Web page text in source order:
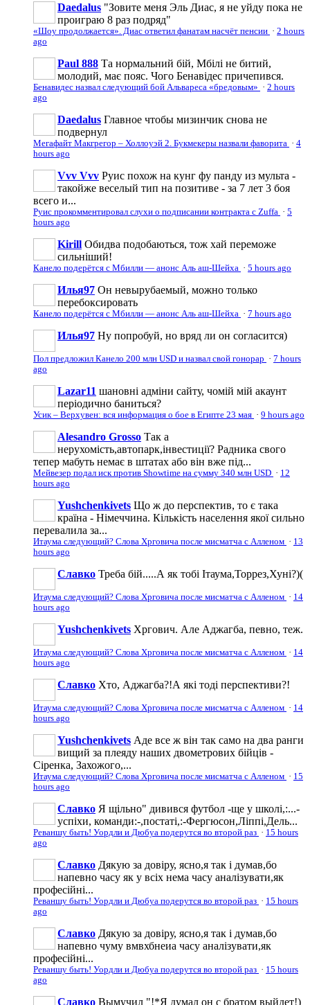
Daedalus "Зовите меня Эль Диас, я не уйду пока не
проиграю 8 раз подряд"
«Шоу продолжается». Диас ответил фанатам насчёт пенсии · 2 hours
ago
Paul 888 Та нормальний бій, Мбілі не битий,
молодий, має пояс. Чого Бенавідес причепився.
Бенавидес назвал следующий бой Альвареса «бредовым» · 2 hours
ago
Daedalus Главное чтобы мизинчик снова не
подвернул
Мегафайт Макгрегор – Холлоуэй 2. Букмекеры назвали фаворита · 4
hours ago
Vvv Vvv Руис похож на кунг фу панду из мульта -
такойже веселый тип на позитиве - за 7 лет 3 боя
всего и...
Руис прокомментировал слухи о подписании контракта с Zuffa · 5
hours ago
Kirill Обидва подобаються, тож хай переможе
сильніший!
Канело подерётся с Мбилли — анонс Аль аш-Шейха · 5 hours ago
Илья97 Он невырубаемый, можно только
перебоксировать
Канело подерётся с Мбилли — анонс Аль аш-Шейха · 7 hours ago
Илья97 Ну попробуй, но вряд ли он согласится)
Пол предложил Канело 200 млн USD и назвал свой гонорар · 7 hours
ago
Lazar11 шановні адміни сайту, чомій мій акаунт
періодично баниться?
Усик – Верхувен: вся информация о бое в Египте 23 мая · 9 hours ago
Alesandro Grosso Так а
нерухомість,автопарк,інвестиції? Радника свого
тепер мабуть немає в штатах або він вже під...
Мейвезер подал иск против Showtime на сумму 340 млн USD · 12
hours ago
Yushchenkivets Що ж до перспектив, то є така
країна - Німеччина. Кількість населення якої сильно
перевалила за...
Итаума следующий? Слова Хрговича после мисматча с Алленом · 13
hours ago
Славко Треба бій.....А як тобі Ітаума,Торрез,Хуні?)(
Итаума следующий? Слова Хрговича после мисматча с Алленом · 14
hours ago
Yushchenkivets Хргович. Але Аджагба, певно, теж.
Итаума следующий? Слова Хрговича после мисматча с Алленом · 14
hours ago
Славко Хто, Аджагба?!А які тоді перспективи?!
Итаума следующий? Слова Хрговича после мисматча с Алленом · 14
hours ago
Yushchenkivets Аде все ж він так само на два ранги
вищий за плеяду наших двометрових бійців -
Сіренка, Захожого,...
Итаума следующий? Слова Хрговича после мисматча с Алленом · 15
hours ago
Славко Я щільно" дивився футбол -ще у школі,:...-
успіхи, команди:-,постаті,:-Фергюсон,Ліппі,Дель...
Реваншу быть! Уордли и Дюбуа подерутся во второй раз · 15 hours
ago
Славко Дякую за довіру, ясно,я так і думав,бо
напевно часу як у всіх нема часу аналізувати,як
професійні...
Реваншу быть! Уордли и Дюбуа подерутся во второй раз · 15 hours
ago
Славко Дякую за довіру, ясно,я так і думав,бо
напевно чуму вмвхбнеиа часу аналізувати,як
професійні...
Реваншу быть! Уордли и Дюбуа подерутся во второй раз · 15 hours
ago
Славко Вымучил "!*Я думал он с братом выйдет!)